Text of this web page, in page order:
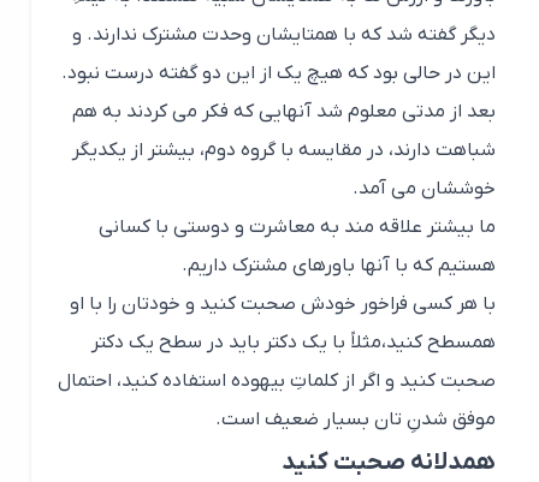
دیگر گفته شد که با همتایشان وحدت مشترک ندارند. و
این در حالی بود که هیچ یک از این دو گفته درست نبود.
بعد از مدتی معلوم شد آنهایی که فکر می کردند به هم
شباهت دارند، در مقایسه با گروه دوم، بیشتر از یکدیگر
خوششان می آمد.
ما بیشتر علاقه مند به معاشرت و دوستی با کسانی
هستیم که با آنها باورهای مشترک داریم.
با هر کسی فراخور خودش صحبت کنید و خودتان را با او
همسطح کنید،مثلاً با یک دکتر باید در سطح یک دکتر
صحبت کنید و اگر از کلماتِ بیهوده استفاده کنید، احتمال
موفق شدنِ تان بسیار ضعیف است.
همدلانه صحبت کنید